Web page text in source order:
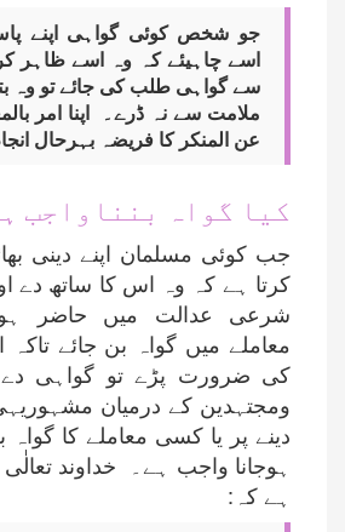
جو شخص کوئی گواہی اپنے
اسے چاہیئے کہ وہ اسے
سے گواہی طلب کی جائے تو وہ
ملامت سے نہ ڈرے۔ اپنا امر
عن المنکر کا فریضہ بہرحال
کیا گواہ بنناواجب
جب کوئی مسلمان اپنے دینی
کرتا ہے کہ وہ اس کا ساتھ دے
شرعی عدالت میں حاضر
معاملے میں گواہ بن جائے تاکہ
کی ضرورت پڑے تو گواہی دے
ومجتہدین کے درمیان
دینے پر یا کسی معاملے کا گواہ
ہوجانا واجب ہے۔ خداوند
ہے کہ: